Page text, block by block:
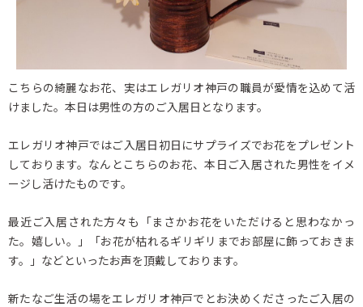
こちらの綺麗なお花、実はエレガリオ神戸の職員が愛情を込めて活
けました。本日は男性の方のご入居日となります。
エレガリオ神戸ではご入居日初日にサプライズでお花をプレゼント
しております。なんとこちらのお花、本日ご入居された男性をイメ
ージし活けたものです。
最近ご入居された方々も「まさかお花をいただけると思わなかっ
た。嬉しい。」「お花が枯れるギリギリまでお部屋に飾っておきま
す。」などといったお声を頂戴しております。
新たなご生活の場をエレガリオ神戸でとお決めくださったご入居の